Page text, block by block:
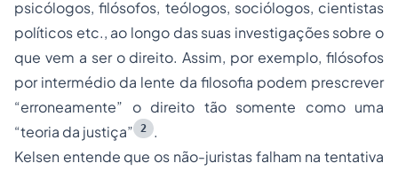
psicólogos, filósofos, teólogos, sociólogos, cientistas
políticos etc., ao longo das suas investigações sobre o
que vem a ser o direito. Assim, por exemplo, filósofos
por intermédio da lente da filosofia podem prescrever
“erroneamente” o direito tão somente como uma
“teoria da justiça”
2
.
Kelsen entende que os não-juristas falham na tentativa